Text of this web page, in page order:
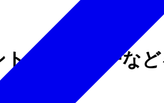
カレンダーな